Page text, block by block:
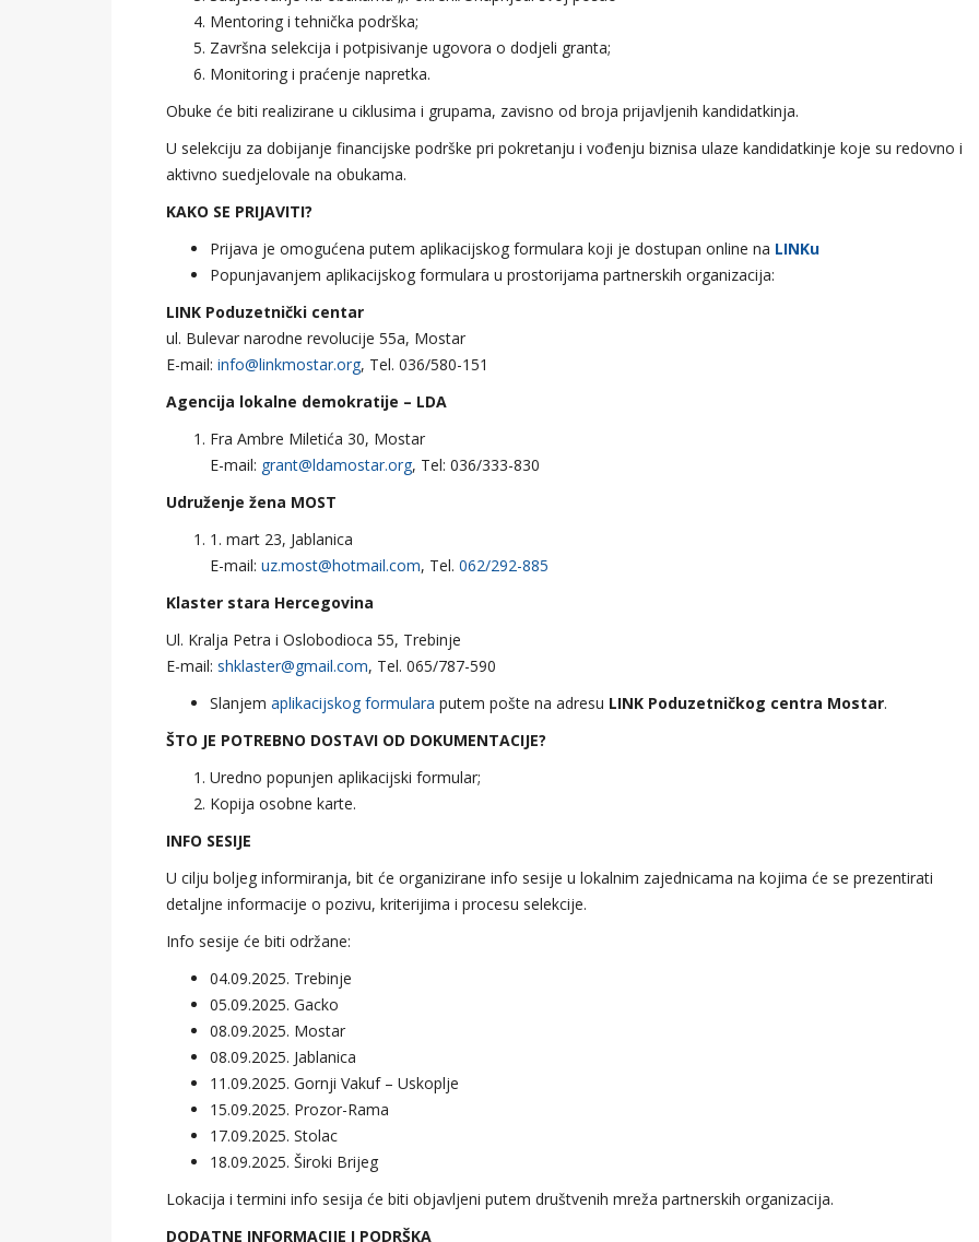
Mentoring i tehnička podrška;
Završna selekcija i potpisivanje ugovora o dodjeli granta;
Monitoring i praćenje napretka.
Obuke će biti realizirane u ciklusima i grupama, zavisno od broja prijavljenih kandidatkinja.
U selekciju za dobijanje financijske podrške pri pokretanju i vođenju biznisa ulaze kandidatkinje koje su redovno i
aktivno suedjelovale na obukama.
KAKO SE PRIJAVITI?
Prijava je omogućena putem aplikacijskog formulara koji je dostupan online na LINKu
Popunjavanjem aplikacijskog formulara u prostorijama partnerskih organizacija:
LINK Poduzetnički centar
ul. Bulevar narodne revolucije 55a, Mostar
E-mail: info@linkmostar.org, Tel. 036/580-151
Agencija lokalne demokratije – LDA
Fra Ambre Miletića 30, Mostar
E-mail: grant@ldamostar.org, Tel: 036/333-830
Udruženje žena MOST
1. mart 23, Jablanica
E-mail: uz.most@hotmail.com, Tel. 062/292-885
Klaster stara Hercegovina
Ul. Kralja Petra i Oslobodioca 55, Trebinje
E-mail: shklaster@gmail.com, Tel. 065/787-590
Slanjem aplikacijskog formulara putem pošte na adresu LINK Poduzetničkog centra Mostar.
ŠTO JE POTREBNO DOSTAVI OD DOKUMENTACIJE?
Uredno popunjen aplikacijski formular;
Kopija osobne karte.
INFO SESIJE
U cilju boljeg informiranja, bit će organizirane info sesije u lokalnim zajednicama na kojima će se prezentirati
detaljne informacije o pozivu, kriterijima i procesu selekcije.
Info sesije će biti održane:
04.09.2025. Trebinje
05.09.2025. Gacko
08.09.2025. Mostar
08.09.2025. Jablanica
11.09.2025. Gornji Vakuf – Uskoplje
15.09.2025. Prozor-Rama
17.09.2025. Stolac
18.09.2025. Široki Brijeg
Lokacija i termini info sesija će biti objavljeni putem društvenih mreža partnerskih organizacija.
DODATNE INFORMACIJE I PODRŠKA